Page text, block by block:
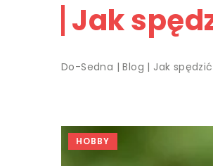
Jak
Do-Sedna |Blog | Jak
HOBBY